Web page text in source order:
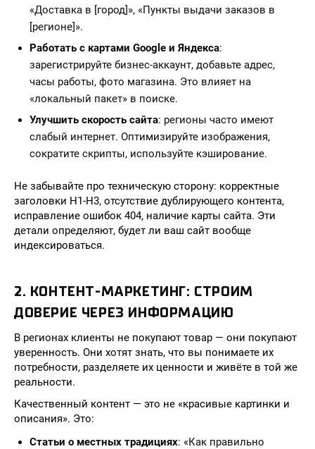
«Доставка в [город]», «Пункты выдачи заказов в
[регионе]».
Работать с картами Google и Яндекса:
зарегистрируйте бизнес-аккаунт, добавьте адрес,
часы работы, фото магазина. Это влияет на
«локальный пакет» в поиске.
Улучшить скорость сайта: регионы часто имеют
слабый интернет. Оптимизируйте изображения,
сократите скрипты, используйте кэширование.
Не забывайте про техническую сторону: корректные
заголовки H1-H3, отсутствие дублирующего контента,
исправление ошибок 404, наличие карты сайта. Эти
детали определяют, будет ли ваш сайт вообще
индексироваться.
2. КОНТЕНТ-МАРКЕТИНГ: СТРОИМ
ДОВЕРИЕ ЧЕРЕЗ ИНФОРМАЦИЮ
В регионах клиенты не покупают товар — они покупают
уверенность. Они хотят знать, что вы понимаете их
потребности, разделяете их ценности и живёте в той же
реальности.
Качественный контент — это не «красивые картинки и
описания». Это:
Статьи о местных традициях: «Как правильно